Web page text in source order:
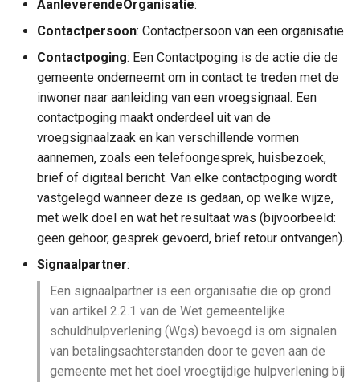
Onderwijs
Sport, Cultuur en Recreatie
Sociaal domein
Dak- en thuislozen
Generieke definities
Domein
Volksgezondheid en milieu
Volkshuisvesting,
leefomgeving en
stedelijke vernieuwing
Interne organisatie
Vroegsignaal
Enumeraties Model
Vroegsignalering
EnumContactsoort
EnumDagdeel
EnumEindresultaat
EnumSignaalpartner
EnumSignaalstatus
AanleverendeOrganisatie:
Contactpersoon: Contactpersoon van een organisatie
Contactpoging: Een Contactpoging is de actie die de
gemeente onderneemt om in contact te treden met de
inwoner naar aanleiding van een vroegsignaal. Een
contactpoging maakt onderdeel uit van de
vroegsignaalzaak en kan verschillende vormen
aannemen, zoals een telefoongesprek, huisbezoek,
brief of digitaal bericht. Van elke contactpoging wordt
vastgelegd wanneer deze is gedaan, op welke wijze,
met welk doel en wat het resultaat was (bijvoorbeeld:
geen gehoor, gesprek gevoerd, brief retour ontvangen).
Signaalpartner:
Een signaalpartner is een organisatie die op grond
van artikel 2.2.1 van de Wet gemeentelijke
schuldhulpverlening (Wgs) bevoegd is om signalen
van betalingsachterstanden door te geven aan de
gemeente met het doel vroegtijdige hulpverlening bij